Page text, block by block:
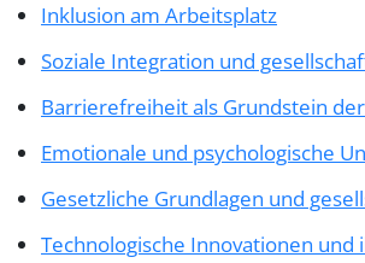
Inklusion am Arbeitsplatz
Soziale Integration und
Barrierefreiheit als Grundstein
Emotionale und psychologische
Gesetzliche Grundlagen und
Technologische Innovationen und